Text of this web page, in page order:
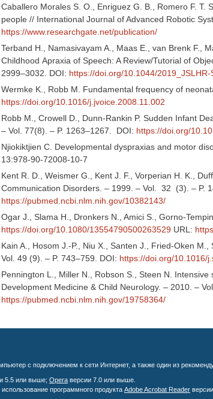
Caballero Morales S. O., Enriguez G. B., Romero F.
people // International Journal of Advanced Robotic
https://www.researchgate.net/publication/
Terband H., Namasivayam A., Maas E., van Brenk F.,
Childhood Apraxia of Speech: A Review/Tutorial of
2999–3032. DOI: https://doi.org/10.1044/
Wermke K., Robb M. Fundamental frequency of
https://doi.org/10.1016/j.jvoice.2008.11.002
Robb M., Crowell D., Dunn‐Rankin P. Sudden Infant
– Vol. 77(8). – P. 1263–1267. DOI: https://doi.org/
Njiokiktjien C. Developmental dyspraxias and motor
13:978-90-72008-10-7
Kent R. D., Weismer G., Kent J. F., Vorperian H. K.,
Communication Disorders. – 1999. – Vol. 32 (3). – P.
https://pubmed.ncbi.nlm.nih.gov/10382143/
Ogar J., Slama H., Dronkers N., Amici S., Gorno-
https://doi.org/10.1080/13554790500263529 URL:
Kain A., Hosom J.-P., Niu X., Santen J., Fried-Oken
Vol. 49 (9). – P. 743–759. DOI: https://doi.org/10.1016/
Pennington L., Miller N., Robson S., Steen N.
Development Medicine & Child Neurology. – 2010. –
https://pubmed.ncbi.nlm.nih.gov/19758364/
с подключением к сети Интернет, а также один из
5.5 или выше; Opera версии 7.0 или выше.
программного продукта Adobe Acrobat Reader